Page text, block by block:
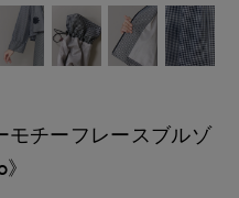
モチーフレースブルゾ